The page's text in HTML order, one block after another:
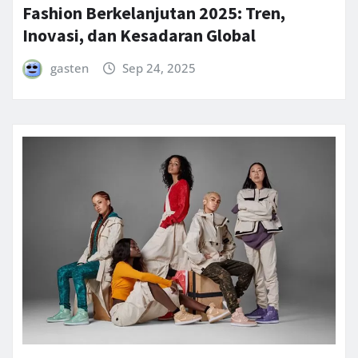
Fashion Berkelanjutan 2025: Tren,
Inovasi, dan Kesadaran Global
gasten Sep 24, 2025